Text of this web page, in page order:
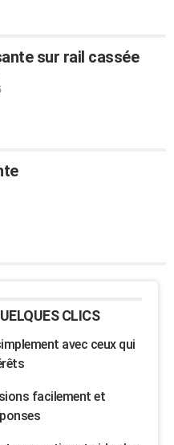
sur rail cassée
CLICS
avec ceux qui
facilement et